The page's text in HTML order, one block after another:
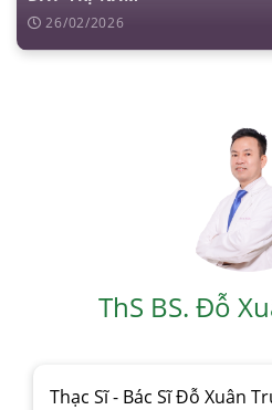
26/02/2026
ThS BS. Đỗ
Thạc Sĩ - Bác Sĩ Đỗ Xuân